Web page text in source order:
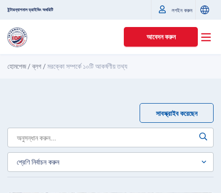
ইন্টারন্যাশনাল ড্রাইভিং অথরিটি লগইন করুন
আবেদন করুন
হোমপেজ/ব্লগ /মরক্কো সম্পর্কে ১০টি আকর্ষণীয় তথ্য
সাবস্ক্রাইব করেছেন